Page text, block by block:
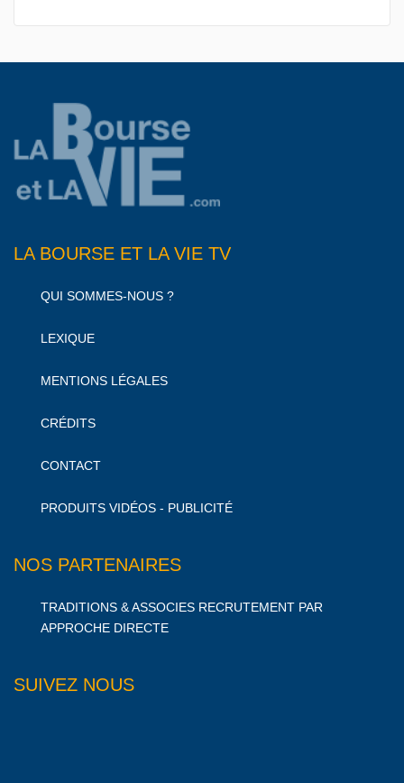
LA BOURSE ET LA VIE TV
QUI SOMMES-NOUS ?
LEXIQUE
MENTIONS LÉGALES
CRÉDITS
CONTACT
PRODUITS VIDÉOS - PUBLICITÉ
NOS PARTENAIRES
TRADITIONS & ASSOCIES RECRUTEMENT PAR
APPROCHE DIRECTE
SUIVEZ NOUS